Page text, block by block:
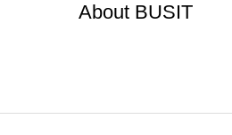
About BUSIT